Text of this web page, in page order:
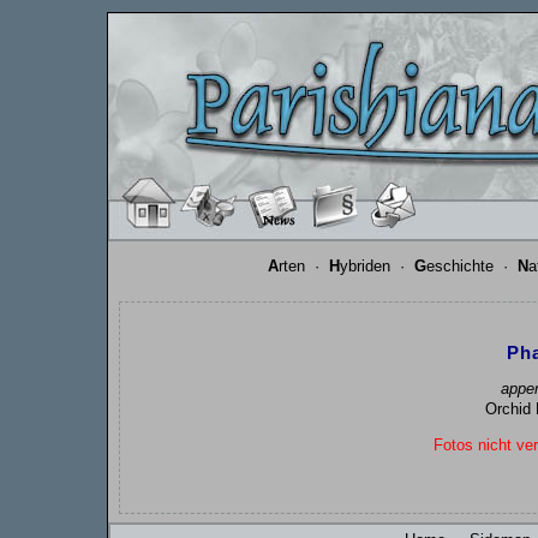
Arten · Hybriden · Geschichte · N
Orchid
Fotos nicht